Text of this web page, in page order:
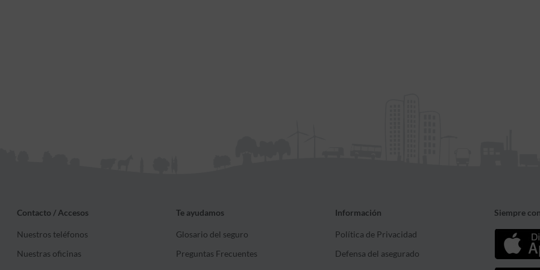
Contacto / Accesos
Nuestros teléfonos
Nuestras oficinas
Te ayudamos
Glosario del seguro
Preguntas Frecuentes
Información
Política de Privacidad
Defensa del asegurado
Siempre